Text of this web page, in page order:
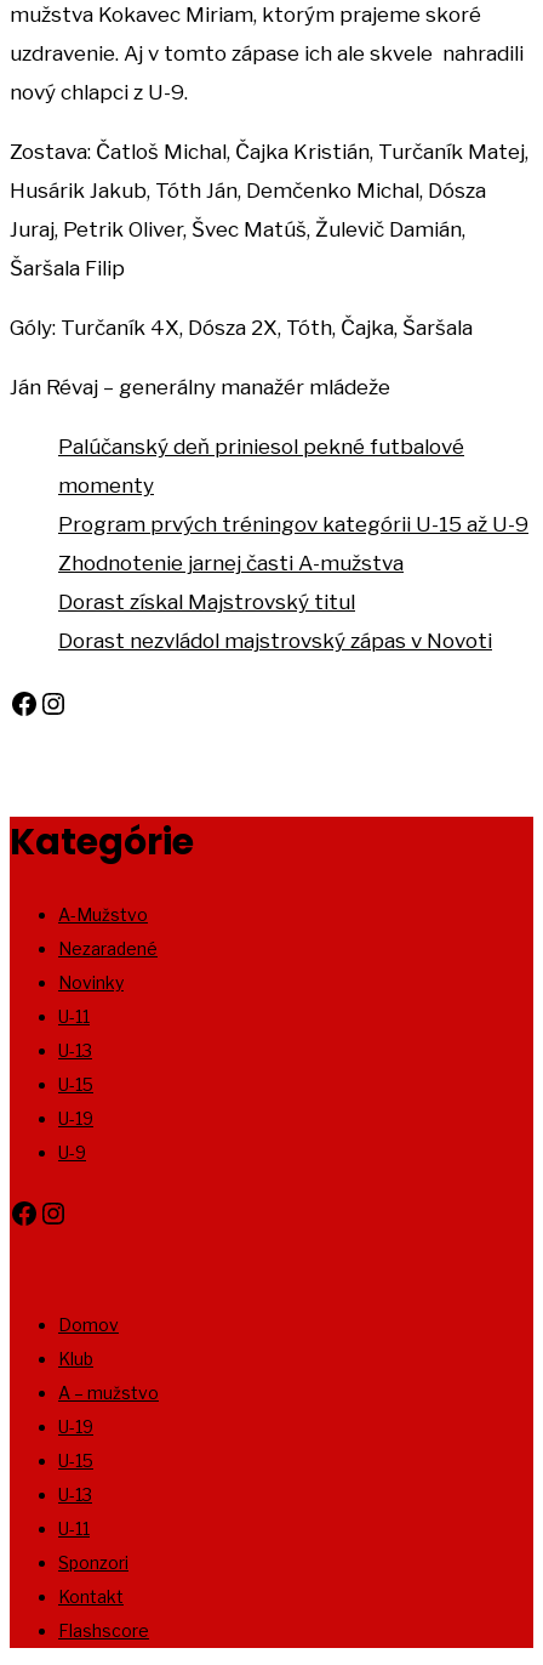
mužstva Kokavec Miriam, ktorým prajeme skoré
uzdravenie. Aj v tomto zápase ich ale skvele nahradili
nový chlapci z U-9.
Zostava: Čatloš Michal, Čajka Kristián, Turčaník Matej,
Husárik Jakub, Tóth Ján, Demčenko Michal, Dósza
Juraj, Petrik Oliver, Švec Matúš, Žulevič Damián,
Šaršala Filip
Góly: Turčaník 4X, Dósza 2X, Tóth, Čajka, Šaršala
Ján Révaj – generálny manažér mládeže
Palúčanský deň priniesol pekné futbalové
momenty
Program prvých tréningov kategórii U-15 až U-9
Zhodnotenie jarnej časti A-mužstva
Dorast získal Majstrovský titul
Dorast nezvládol majstrovský zápas v Novoti
Facebook
Instagram
Kategórie
A-Mužstvo
Nezaradené
Novinky
U-11
U-13
U-15
U-19
U-9
Facebook
Instagram
Domov
Klub
A – mužstvo
U-19
U-15
U-13
U-11
Sponzori
Kontakt
Flashscore